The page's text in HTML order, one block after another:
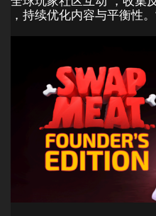
，持续优化内容与平衡性。